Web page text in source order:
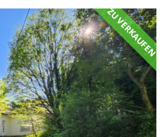
ZU VERKAUFEN